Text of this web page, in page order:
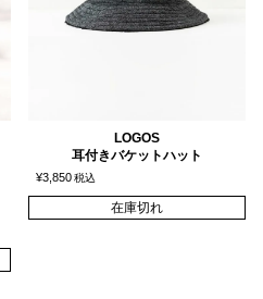
LOGOS
耳付きバケットハット
¥3,850税込
在庫切れ